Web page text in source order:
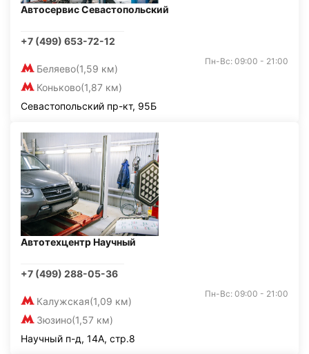
Автосервис Севастопольский
+7 (499) 653-72-12
Беляево(1,59 км)
Коньково(1,87 км)
Пн-Вс: 09:00 - 21:00
Севастопольский пр-кт, 95Б
Автотехцентр Научный
+7 (499) 288-05-36
Калужская(1,09 км)
Зюзино(1,57 км)
Пн-Вс: 09:00 - 21:00
Научный п-д, 14А, стр.8